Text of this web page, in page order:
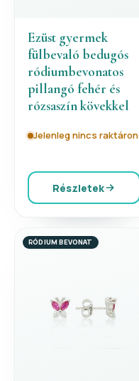
Ezüst gyermek
fülbevaló bedugós
ródiumbevonatos
pillangó fehér és
rózsaszín kövekkel
Jelenleg nincs raktáron
Részletek
RÓDIUM BEVONAT